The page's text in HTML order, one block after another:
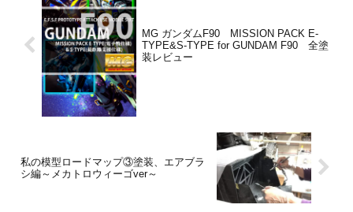
MG ガンダムF90 MISSION PACK E-
TYPE&S-TYPE for GUNDAM F90 全塗
装レビュー
私の模型ロードマップ③塗装、エアブラ
シ編～メカトロウィーゴver～